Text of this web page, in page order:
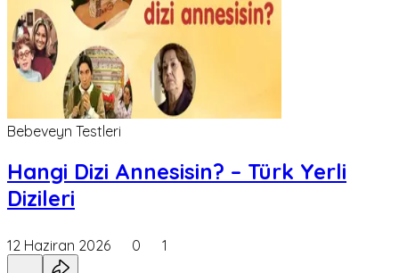
Bebeveyn Testleri
Hangi Dizi Annesisin? – Türk Yerli
Dizileri
12 Haziran 2026 0 1